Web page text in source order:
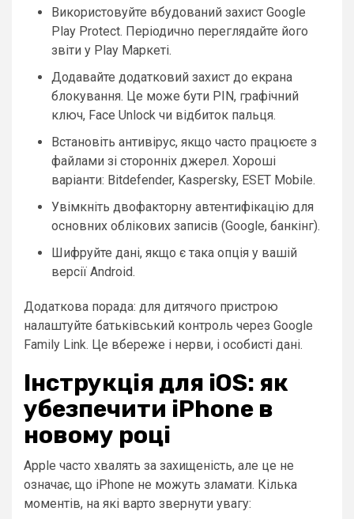
Використовуйте вбудований захист Google
Play Protect. Періодично переглядайте його
звіти у Play Маркеті.
Додавайте додатковий захист до екрана
блокування. Це може бути PIN, графічний
ключ, Face Unlock чи відбиток пальця.
Встановіть антивірус, якщо часто працюєте з
файлами зі сторонніх джерел. Хороші
варіанти: Bitdefender, Kaspersky, ESET Mobile.
Увімкніть двофакторну автентифікацію для
основних облікових записів (Google, банкінг).
Шифруйте дані, якщо є така опція у вашій
версії Android.
Додаткова порада: для дитячого пристрою
налаштуйте батьківський контроль через Google
Family Link. Це вбереже і нерви, і особисті дані.
Інструкція для iOS: як
убезпечити iPhone в
новому році
Apple часто хвалять за захищеність, але це не
означає, що iPhone не можуть зламати. Кілька
моментів, на які варто звернути увагу: